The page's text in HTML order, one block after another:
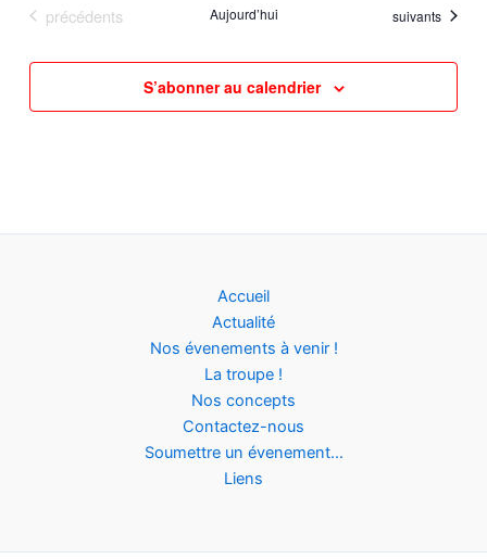
Évènements
précédents Aujourd’hui Évènements
suivants
S’abonner au calendrier
Accueil
Actualité
Nos évenements à venir !
La troupe !
Nos concepts
Contactez-nous
Soumettre un évenement…
Liens